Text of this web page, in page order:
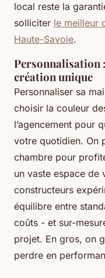
local reste la
solliciter le meilleur
Haute-Savoie.
Personnalisation
création unique
Personnaliser sa
choisir la couleur
l’agencement pour
votre quotidien. On
chambre pour
un vaste espace de
constructeurs
équilibre entre
coûts - et sur-
projet. En gros, on
perdre en